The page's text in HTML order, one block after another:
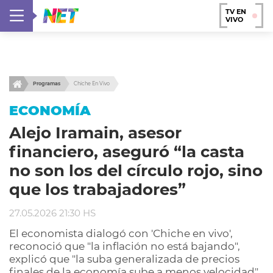
TV EN
VIVO
Programas Chiche En Vivo
ECONOMÍA
Alejo Iramain, asesor
financiero, aseguró “la casta
no son los del círculo rojo, sino
que los trabajadores”
27.05.2026 21:30 HS
El economista dialogó con 'Chiche en vivo',
reconoció que "la inflación no está bajando",
explicó que "la suba generalizada de precios